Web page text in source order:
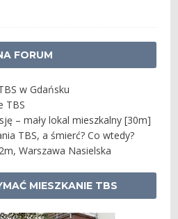
FORUM
w Gdańsku
TBS
– mały lokal mieszkalny [30m]
TBS, a śmierć? Co wtedy?
Warszawa Nasielska
MIESZKANIE TBS